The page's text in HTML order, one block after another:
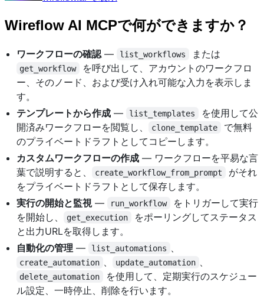
Wireflow AI MCPで何ができますか？
ワークフローの確認 — list_workflows または
get_workflow
を呼び出して、アカウントのワークフロ
ー、そのノード、および受け入れ可能な入力を表示しま
す。
テンプレートから作成 — list_templates
を使用して公
開済みワークフローを閲覧し、
clone_template
で無料
のプライベートドラフトとしてコピーします。
カスタムワークフローの作成 — ワークフローを平易な言
葉で説明すると、
create_workflow_from_prompt
がそれ
をプライベートドラフトとして保存します。
実行の開始と監視— run_workflow
をトリガーして実行
を開始し、
get_execution
をポーリングしてステータス
と出力URLを取得します。
自動化の管理 — list_automations
create_automation update_automation
delete_automation
を使用して、定期実行のスケジュー
ル設定、一時停止、削除を行います。